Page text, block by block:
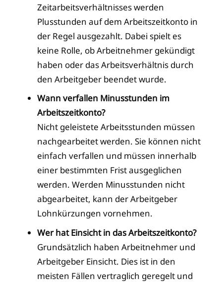
Zeitarbeitsverhältnisses werden
Plusstunden auf dem Arbeitszeitkonto in
der Regel ausgezahlt. Dabei spielt es
keine Rolle, ob Arbeitnehmer gekündigt
haben oder das Arbeitsverhältnis durch
den Arbeitgeber beendet wurde.
Wann verfallen Minusstunden im
Arbeitszeitkonto?
Nicht geleistete Arbeitsstunden müssen
nachgearbeitet werden. Sie können nicht
einfach verfallen und müssen innerhalb
einer bestimmten Frist ausgeglichen
werden. Werden Minusstunden nicht
abgearbeitet, kann der Arbeitgeber
Lohnkürzungen vornehmen.
Wer hat Einsicht in das Arbeitszeitkonto?
Grundsätzlich haben Arbeitnehmer und
Arbeitgeber Einsicht. Dies ist in den
meisten Fällen vertraglich geregelt und